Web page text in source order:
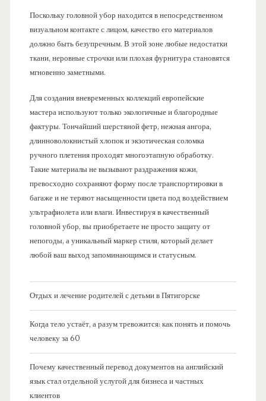
Поскольку головной убор находится в непосредственном
визуальном контакте с лицом, качество его материалов
должно быть безупречным. В этой зоне любые недостатки
ткани, неровные строчки или плохая фурнитура становятся
мгновенно заметными.
Для создания вневременных коллекций европейские
мастера используют только экологичные и благородные
фактуры. Тончайший шерстяной фетр, нежная ангора,
длинноволокнистый хлопок и экзотическая соломка
ручного плетения проходят многоэтапную обработку.
Такие материалы не вызывают раздражения кожи,
превосходно сохраняют форму после транспортировки в
багаже и не теряют насыщенности цвета под воздействием
ультрафиолета или влаги. Инвестируя в качественный
головной убор, вы приобретаете не просто защиту от
непогоды, а уникальный маркер стиля, который делает
любой ваш выход запоминающимся и статусным.
Отдых и лечение родителей с детьми в Пятигорске
Когда тело устаёт, а разум тревожится: как понять и помочь
человеку за 60
Почему качественный перевод документов на английский
язык стал отдельной услугой для бизнеса и частных
клиентов